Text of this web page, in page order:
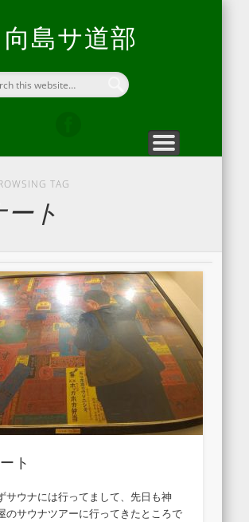
向島サ道部
TAG
ト
ト
サウナには行ってまして、先日も神
のサウナツアーに行ってきたところで